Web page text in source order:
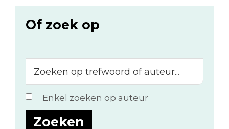
Of zoek op
op
trefwoord
of
auteur...
Enkel zoeken op auteur